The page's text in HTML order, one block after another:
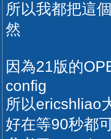
所以我都把這
然
因為21版的
config
所以ericshliao
好在等90秒都